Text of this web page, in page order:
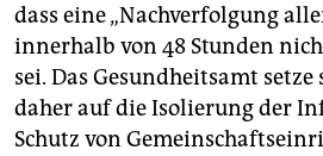
dass eine „Nachverfolgung
innerhalb von 48 Stunden
sei. Das Gesundheitsamt
daher auf die Isolierung der
Schutz von